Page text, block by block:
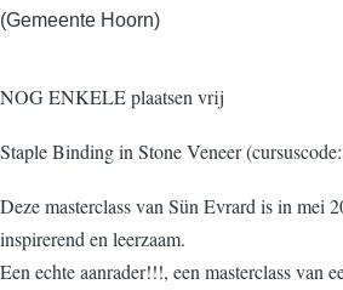
(Gemeente Hoorn)
NOG ENKELE plaatsen vrij
Staple Binding in Stone Veneer
Deze masterclass van Sün Evrard is in mei
inspirerend en leerzaam.
Een echte aanrader!!!, een masterclass van